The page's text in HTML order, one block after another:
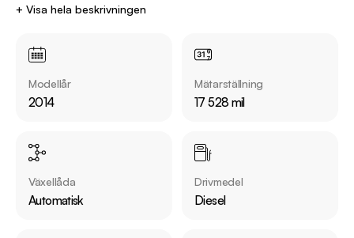
  - Dieselvärmare
Årsskatt: Endast 1885 kr
+ Visa hela beskrivningen
Modellår
2014
Mätarställning
17 528 mil
Växellåda
Automatisk
Drivmedel
Diesel